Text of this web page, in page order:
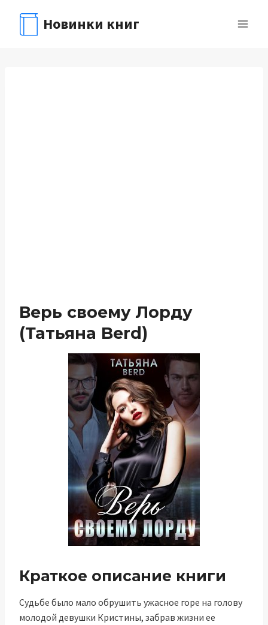
содержимому
Новинки книг
Верь своему Лорду
(Татьяна Berd)
Краткое описание книги
Судьбе было мало обрушить ужасное горе на голову
молодой девушки Кристины, забрав жизни ее